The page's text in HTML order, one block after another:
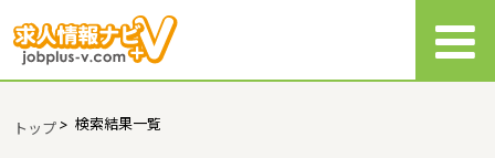
トップ> 検索結果一覧